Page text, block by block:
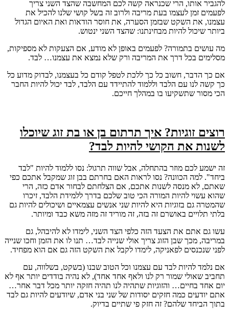
להגביר אותו, הרי שכנראה קשה לכם המחשבה שהצד השני צריך
לפעמים זמן לעצמו בעת מריבה ולרוב זה בשל קושי שלנו להכיל את
עצמנו, את השקט שבזמן הסערה, את חוסר הודאות ואת האיום הגדול
ביותר שיכול להיות מבחינתנו: שהצד השני ינטוש.
מה עושים בתמורה? לפעמים באופן לא מודע, אם הצעקות לא מספיקות,
מסלימים בכל דרך את המריבה ורק שלא נמצא את עצמנו… לבד.
אם כך הדבר, חשוב כל כך ללכת לטפל קודם כל בעצמנו, לבדוק מדוע כל
כך קשה לנו עם הלבד וללמוד להתיידד עם הלבד, לבד יכול להיות החבר
הכי מסור שתשקיעו בו במהלך חייכם.
רוצים זוגיות? איך תרתום בן או בת זוג שיוכלו
לשנות את הקושי להיות לבד?
זה ישמע לכם מוזר בהתחלה, אבל שווה תרגול: נסו ללמוד להיות "לבד
ביחד". למה הכוונה? נסו לראות האם בחרתם בבן זוג שמקבל אתכם כפי
שאתם, לא מנסה לשנות אתכם, אם הצלחתם לבחור אדם כזה, הרי
שהוא עשוי להיות המורה הכי טוב שלכם בדרך ללמידת הלבד, זיכרו
שהמטרה גם בזוגיות היא להיות שני אנשים עצמאיים ושיכולים להיות גם
בלתי תלויים באושרם זה בזה, זה מוריד זה מזה משא כבד ומיותר.
עשו גם אתם את הצעד הזה כלפי הצד השני, לימדו לא להיבהל, גם
במריבה, מכך שבן הזוג צריך אולי שנייה לבד… תנו לו את הזמן וחכו שנייה
לפני שנכנסים לפאניקה, לימדו לקבל את השקט הזה גם אם הוא מפחיד.
אם נלמד להיות לבד עם עצמנו וכל הטוב שבנו (בשקט, בשלווה, עם
תחביב שאולי שמור רק לנו ולאף אחד אחד), לא נהיה בודדים יותר אף לא
יום אחד בחיים… והזוגיות שתהיה לנו תהיה חזקה יותר מכל דבר אחר…
אתם יודעים כמה חזקים יסודות של שני בני אדם, שיודעים להיות גם לבד
בתוך הביחד שלהם? זה חזק פי שתיים בדיוק.